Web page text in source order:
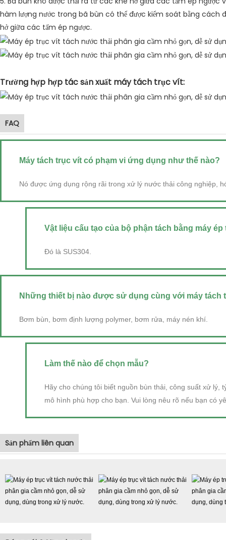
hàm lượng nước trong bã bùn có thể được kiểm soát bằng cách
hở giữa các tấm ép ngược.
Trường hợp hợp tác sản xuất máy tách trục vít:
FAQ
Máy tách trục vít có phạm vi ứng dụng như thế nào?
Nó được ứng dụng rộng rãi trong xử lý nước thải công nghiệp,
Vật liệu cấu tạo của bộ phận tách bằng máy ép
Đó là SUS304.
Những thiết bị nào được sử dụng cùng với máy tách
Bơm bùn, bơm định lượng polymer, bơm rửa, máy nén khí.
Làm thế nào để chọn mẫu?
Hãy cho chúng tôi biết nguồn bùn thải, công suất xử lý,
mô hình phù hợp cho bạn. Vui lòng nêu rõ nếu bạn có
Sản phẩm liên quan